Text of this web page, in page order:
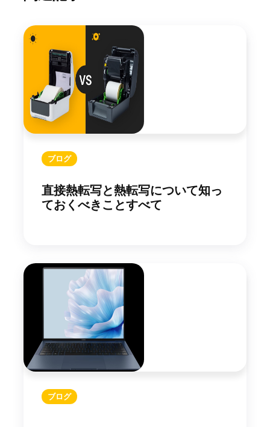
ブログ
直接熱転写と熱転写について知っ
ておくべきことすべて
ブログ